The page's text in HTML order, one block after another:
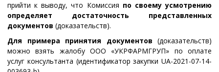
прийти к выводу, что Комиссия по своему усмотрению
определяет достаточность представленных
документов (доказательств).
Для примера принятия документов (доказательств)
можно взять жалобу ООО «УКРФАРМГРУП» по оплате
услуг консультанта (идентификатор закупки UA-2021-07-14-